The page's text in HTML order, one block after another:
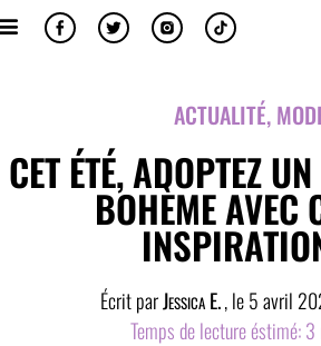
ACTUALITÉ,
CET ÉTÉ, ADOPTEZ
BOHÈME AVEC
Écrit parJessica E., le5 avril
Temps de lecture éstimé: 3